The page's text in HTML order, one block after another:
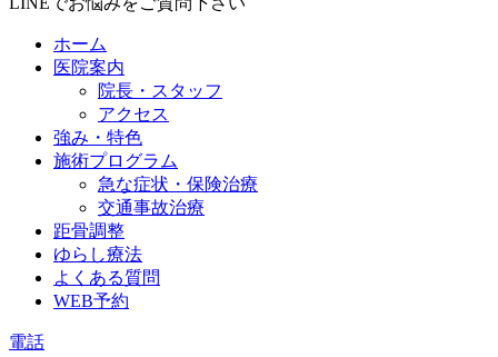
ホーム
医院案内
院長・スタッフ
アクセス
強み・特色
施術プログラム
急な症状・保険治療
交通事故治療
距骨調整
ゆらし療法
よくある質問
WEB予約
電話